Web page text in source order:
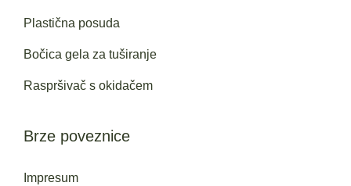
Plastična posuda
Bočica gela za tuširanje
Raspršivač s okidačem
Brze poveznice
Impresum